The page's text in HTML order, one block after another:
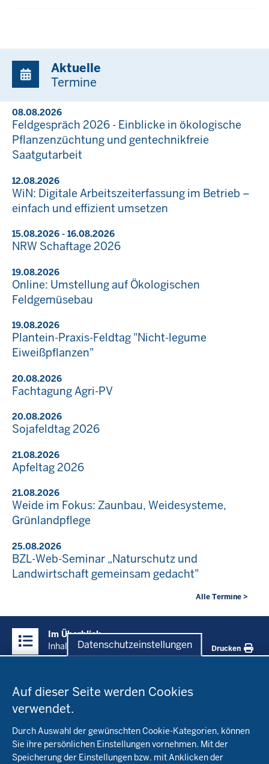
Datenschutzeinstellungen
Auf dieser Seite werden Cookies
verwendet.
Durch Auswahl der gewünschten Cookie-Kategorien, können
Sie ihre persönlichen Einstellungen vornehmen. Mit der
Speicherung der Einstellungen bzw. mit Anklicken der
Aktuelle
Termine
08.08.2026
Feldgespräch 2026 - Einblicke in ökologische
Pflanzenzüchtung und gentechnikfreie
Saatgutarbeit
12.08.2026
WiN: Digitale Arbeitszeiterfassung im Betrieb –
einfach und effizient umsetzen
15.08.2026 - 16.08.2026
NRW Schaftage 2026
19.08.2026
Online: Umstellung auf Ökologischen
Feldgemüsebau
19.08.2026
Plantein-Praxis-Feldtag "Nicht-legume
Eiweißpflanzen"
20.08.2026
Fachtagung Agri-PV
20.08.2026
Sojafeldtag 2026
21.08.2026
Apfeltag 2026
21.08.2026
Weide im Fokus: Zaunbau, Weidesysteme,
Grünlandpflege
25.08.2026
BZL-Web-Seminar „Naturschutz und
Landwirtschaft gemeinsam gedacht"
Alle Termine >
Inhalte
Im Überblick
Inhalt
Drucken
in
der
Fachinfo
Öko-Modellregionen NRW
Pflanzenbau
Beratung